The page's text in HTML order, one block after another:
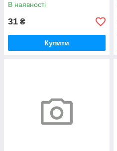
В наявності
31 ₴
Купити